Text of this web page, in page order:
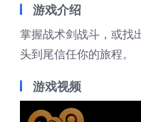
游戏介绍
掌握战术剑战斗，或找
头到尾信任你的旅程。
游戏视频